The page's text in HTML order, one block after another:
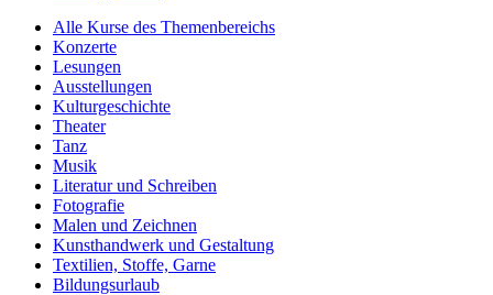
Alle Kurse des Themenbereichs
Konzerte
Lesungen
Ausstellungen
Kulturgeschichte
Theater
Tanz
Musik
Literatur und Schreiben
Fotografie
Malen und Zeichnen
Kunsthandwerk und Gestaltung
Textilien, Stoffe, Garne
Bildungsurlaub